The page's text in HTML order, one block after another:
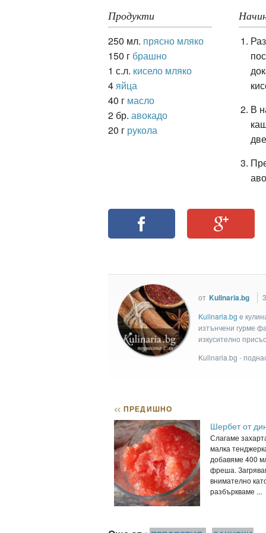
Продукти
250 мл. прясно мляко
150 г брашно
1 с.л. кисело мляко
4яйца
40 г масло
2 бр. авокадо
20 г рукола
В
от Kulinaria.bg
Kulinaria.bg e
изтънчени гурме
изкусително
Kulinaria.bg -
<< ПРЕДИШНО
Шербет от
Слагаме
малка
добавяме 400
фреша.
внимателно
разбъркваме ...